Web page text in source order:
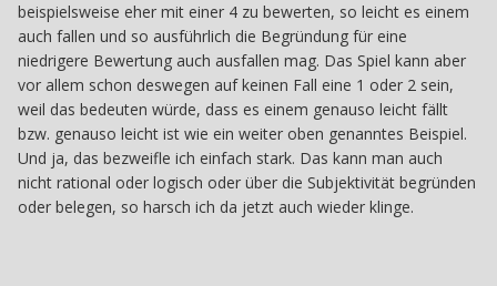
beispielsweise eher mit einer 4 zu bewerten, so leicht es einem
auch fallen und so ausführlich die Begründung für eine
niedrigere Bewertung auch ausfallen mag. Das Spiel kann aber
vor allem schon deswegen auf keinen Fall eine 1 oder 2 sein,
weil das bedeuten würde, dass es einem genauso leicht fällt
bzw. genauso leicht ist wie ein weiter oben genanntes Beispiel.
Und ja, das bezweifle ich einfach stark. Das kann man auch
nicht rational oder logisch oder über die Subjektivität begründen
oder belegen, so harsch ich da jetzt auch wieder klinge.